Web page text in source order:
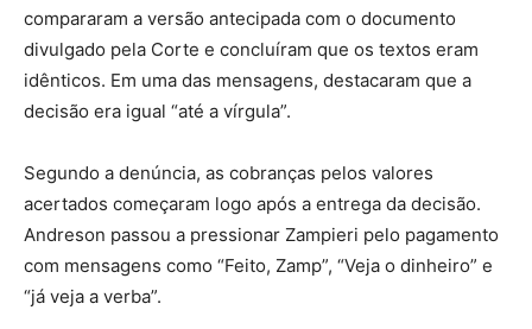
compararam a versão antecipada com o documento
divulgado pela Corte e concluíram que os textos eram
idênticos. Em uma das mensagens, destacaram que a
decisão era igual “até a vírgula”.
Segundo a denúncia, as cobranças pelos valores
acertados começaram logo após a entrega da decisão.
Andreson passou a pressionar Zampieri pelo pagamento
com mensagens como “Feito, Zamp”, “Veja o dinheiro” e
“já veja a verba”.